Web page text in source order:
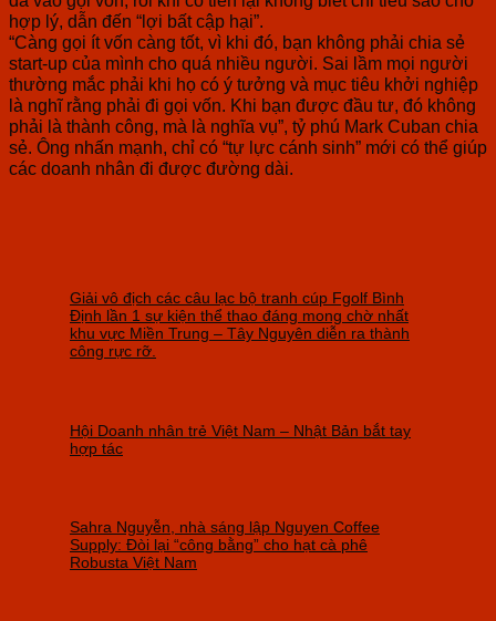
hợp lý, dẫn đến “lợi bất cập hại”.
“Càng gọi ít vốn càng tốt, vì khi đó, bạn không phải chia sẻ
start-up của mình cho quá nhiều người. Sai lầm mọi người
thường mắc phải khi họ có ý tưởng và mục tiêu khởi nghiệp
là nghĩ rằng phải đi gọi vốn. Khi bạn được đầu tư, đó không
phải là thành công, mà là nghĩa vụ”, tỷ phú Mark Cuban chia
sẻ. Ông nhấn mạnh, chỉ có “tự lực cánh sinh” mới có thể giúp
các doanh nhân đi được đường dài.
Giải vô địch các câu lạc bộ tranh cúp Fgolf Bình
Định lần 1 sự kiện thể thao đáng mong chờ nhất
khu vực Miền Trung – Tây Nguyên diễn ra thành
công rực rỡ.
Hội Doanh nhân trẻ Việt Nam – Nhật Bản bắt tay
hợp tác
Sahra Nguyễn, nhà sáng lập Nguyen Coffee
Supply: Đòi lại “công bằng” cho hạt cà phê
Robusta Việt Nam